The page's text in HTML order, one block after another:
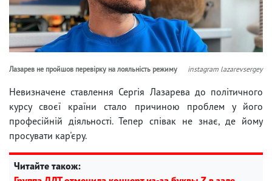
Лазарев не пройшов перевірку на лояльність режиму instagram lazarevsergey
Невизначене ставлення Сергія Лазарева до політичного
курсу своєї країни стало причиною проблем у його
професійній діяльності. Тепер співак не знає, де йому
просувати кар'єру.
Читайте також: